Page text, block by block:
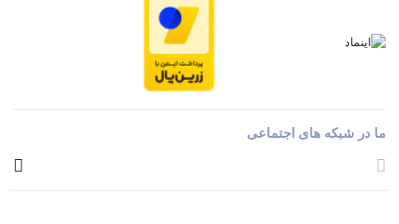
ما در شبکه های اجتماعی